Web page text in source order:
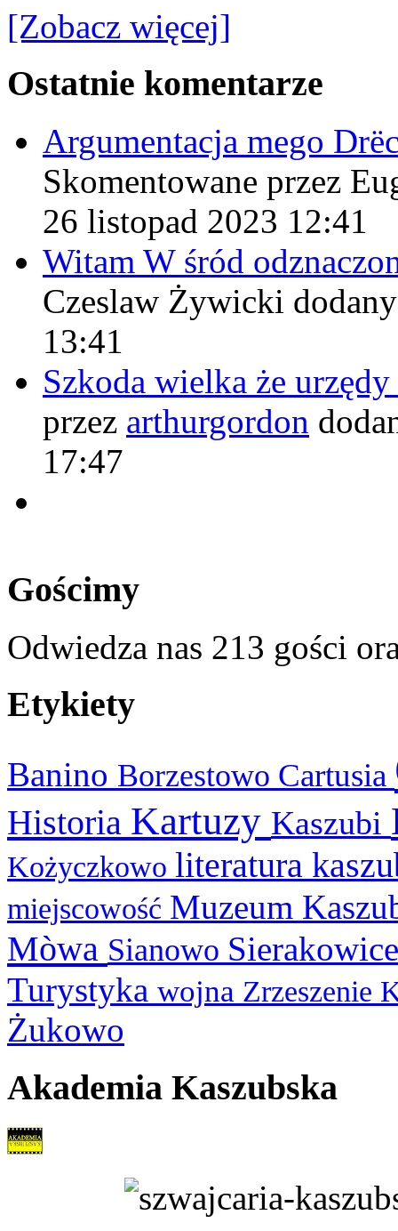
[Zobacz więcej]
Ostatnie komentarze
Argumentacja mego
Skomentowane przez
26 listopad 2023 12:41
Witam W śród
Czeslaw Żywicki
13:41
Szkoda wielka że
przez arthurgordon
17:47
Gościmy
Odwiedza nas 213 gości
Etykiety
Banino Borzestowo Cartusia
Historia Kartuzy Kaszubi
Kożyczkowo literatura
miejscowość Muzeum
Mòwa Sianowo
Turystyka wojna Zrzeszenie
Żukowo
Akademia Kaszubska